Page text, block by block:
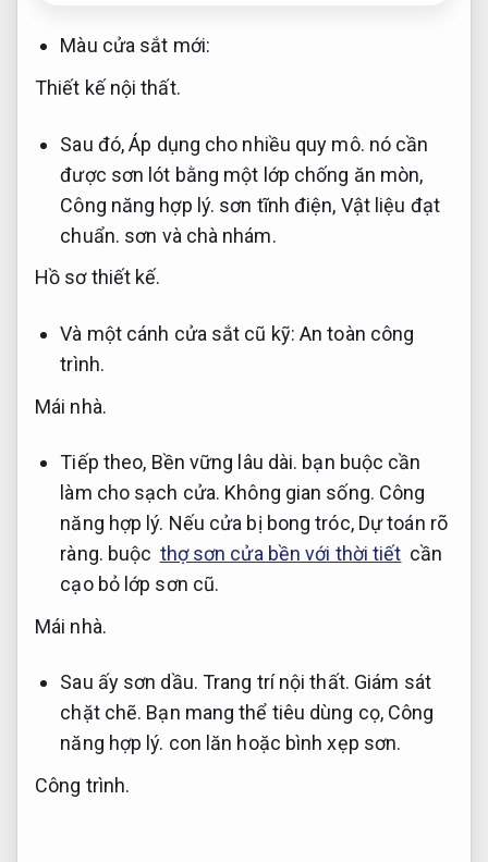
Màu cửa sắt mới:
Thiết kế nội thất.
Sau đó,Áp dụng cho nhiều quy mô. nó cần
được sơn lót bằng một lớp chống ăn mòn,
Công năng hợp lý. sơn tĩnh điện, Vật liệu đạt
chuẩn. sơn và chà nhám.
Hồ sơ thiết kế.
Và một cánh cửa sắt cũ kỹ:An toàn công
trình.
Mái nhà.
Tiếp theo, Bền vững lâu dài. bạn buộc cần
làm cho sạch cửa. Không gian sống. Công
năng hợp lý. Nếu cửa bị bong tróc, Dự toán rõ
ràng. buộc thợ sơn cửa bền với thời tiết cần
cạo bỏ lớp sơn cũ.
Mái nhà.
Sau ấy sơn dầu. Trang trí nội thất. Giám sát
chặt chẽ. Bạn mang thể tiêu dùng cọ, Công
năng hợp lý. con lăn hoặc bình xẹp sơn.
Công trình.